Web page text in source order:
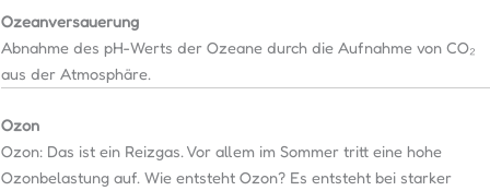
Ozeanversauerung
Abnahme des pH-Werts der Ozeane durch die Aufnahme von CO₂
aus der Atmosphäre.
Ozon
Ozon: Das ist ein Reizgas. Vor allem im Sommer tritt eine hohe
Ozonbelastung auf. Wie entsteht Ozon? Es entsteht bei starker